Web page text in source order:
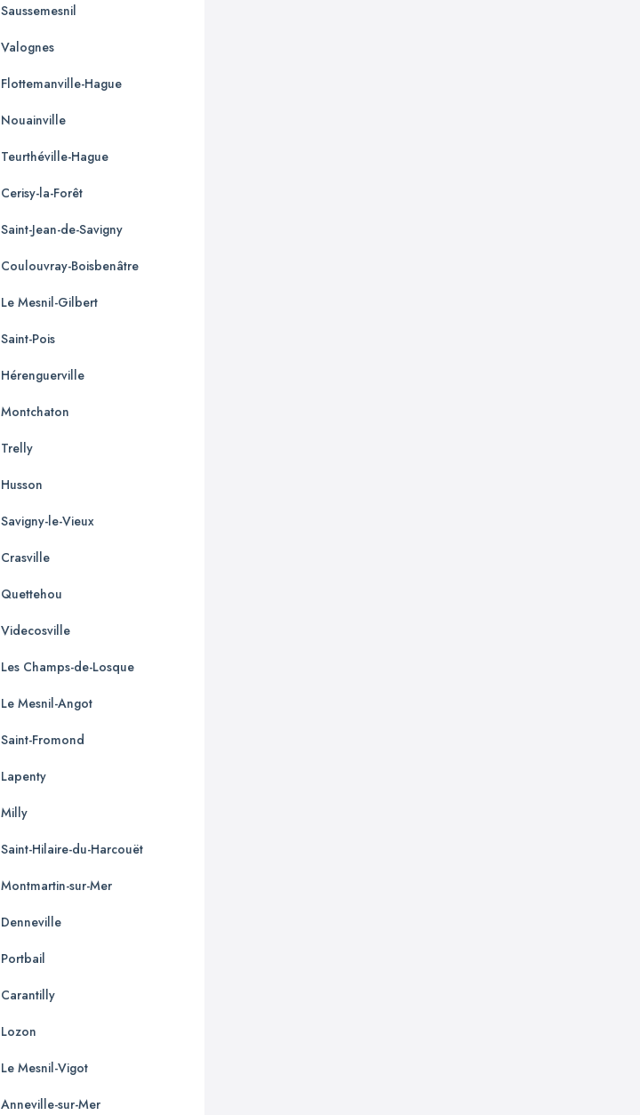
Saussemesnil
Valognes
Flottemanville-Hague
Nouainville
Teurthéville-Hague
Cerisy-la-Forêt
Saint-Jean-de-Savigny
Coulouvray-Boisbenâtre
Le Mesnil-Gilbert
Saint-Pois
Hérenguerville
Montchaton
Trelly
Husson
Savigny-le-Vieux
Crasville
Quettehou
Videcosville
Les Champs-de-Losque
Le Mesnil-Angot
Saint-Fromond
Lapenty
Milly
Saint-Hilaire-du-Harcouët
Montmartin-sur-Mer
Denneville
Portbail
Carantilly
Lozon
Le Mesnil-Vigot
Anneville-sur-Mer